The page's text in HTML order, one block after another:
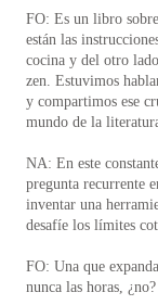
FO: Es un libro
están las
cocina y del otro
zen. Estuvimos
y compartimos ese
mundo de la
NA: En este
pregunta recurrente
inventar una
desafíe los límites
FO: Una que
nunca las horas, ¿no?